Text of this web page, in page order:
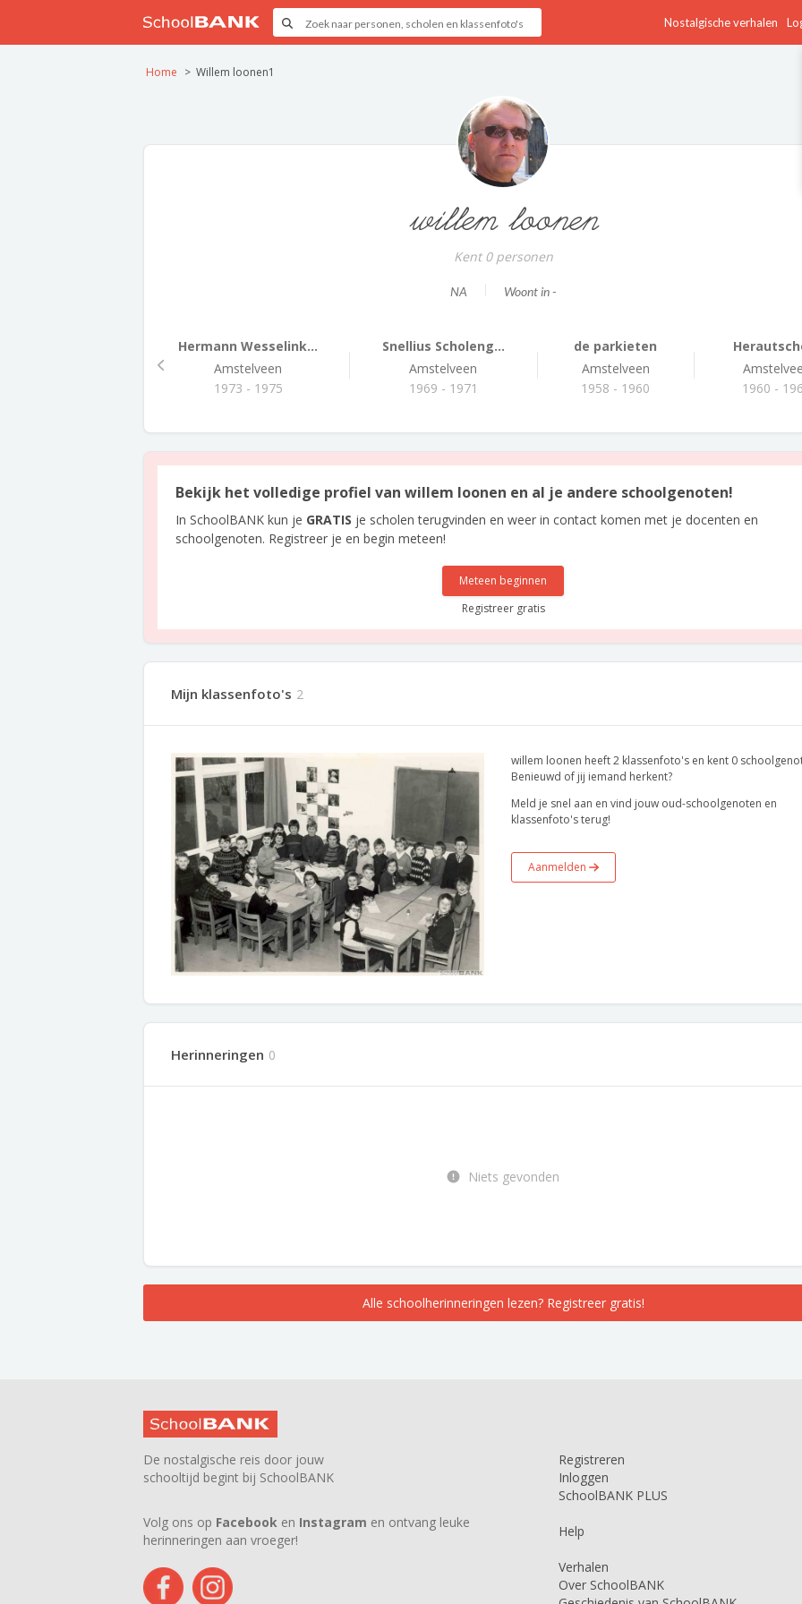
Nostalgische verhalen
Home Willem loonen1
willem loonen
Kent 0 personen
NA Woont in -
Hermann Wesselink...
Amstelveen
1973 - 1975
Snellius Scholeng...
Amstelveen
1969 - 1971
de parkieten
Amstelveen
1958 - 1960
1960 -
Bekijk het volledige profiel van willem loonen en al je andere schoolgenoten!
In SchoolBANK kun je GRATIS je scholen terugvinden en weer in contact komen met je docenten en
schoolgenoten. Registreer je en begin meteen!
Meteen beginnen
Registreer gratis
Mijn klassenfoto's 2
willem loonen heeft 2 klassenfoto's en kent 0
Benieuwd of jij iemand herkent?
Meld je snel aan en vind jouw oud-schoolgenoten en
klassenfoto's terug!
Aanmelden
Herinneringen 0
Niets gevonden
Alle schoolherinneringen lezen? Registreer gratis!
De nostalgische reis door jouw
schooltijd begint bij SchoolBANK
Volg ons op Facebook en Instagram en ontvang leuke
herinneringen aan vroeger!
Registreren
Inloggen
SchoolBANK PLUS
Help
Verhalen
Over SchoolBANK